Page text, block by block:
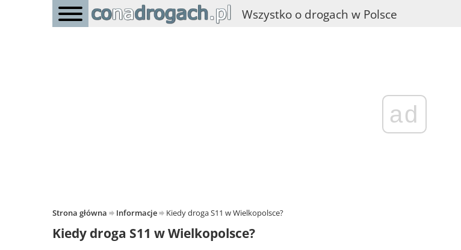
Wszystko o drogach w Polsce
ad
Strona główna Informacje Kiedy droga S11 w Wielkopolsce?
Kiedy droga S11 w Wielkopolsce?